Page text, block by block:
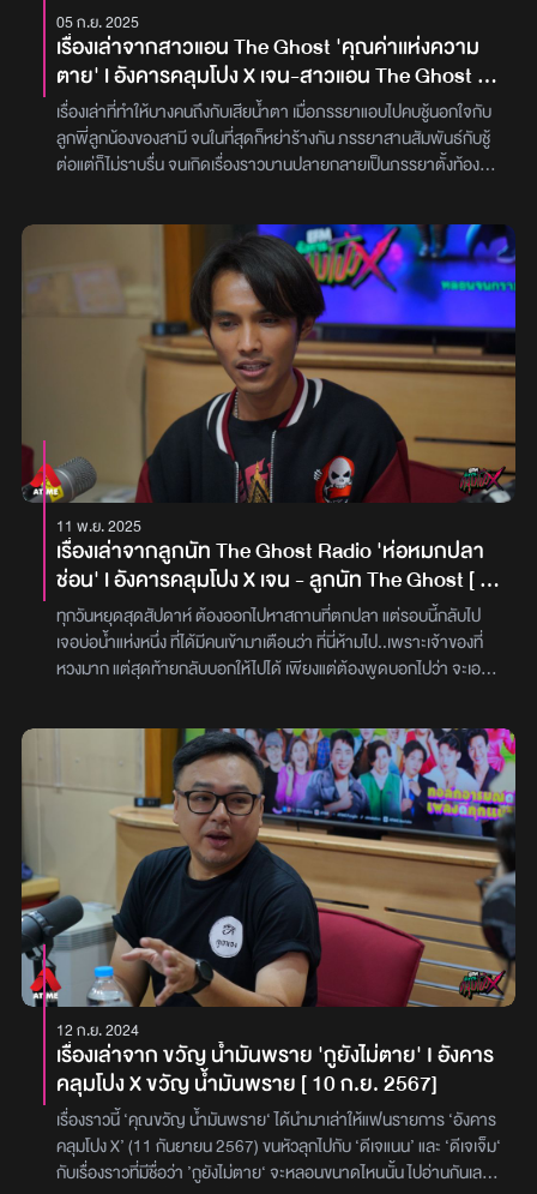
05 ก.ย. 2025
เรื่องเล่าจากสาวแอน The Ghost 'คุณค่าเเห่งความ
ตาย' l อังคารคลุมโปง X เจน-สาวแอน The Ghost [
26 ส.ค.2568 ]
เรื่องเล่าที่ทำให้บางคนถึงกับเสียน้ำตา เมื่อภรรยาแอบไปคบชู้นอกใจกับ
ลูกพี่ลูกน้องของสามี จนในที่สุดก็หย่าร้างกัน ภรรยาสานสัมพันธ์กับชู้
ต่อแต่ก็ไม่ราบรื่น จนเกิดเรื่องราวบานปลายกลายเป็นภรรยาตั้งท้องกับ
อย่างไร? ติดตามได้กับเรื่องที่มีชื่อว่า ‘คุณค่าของความตาย’ จาก ‘คุณ
ไอซ์’ โดยมี ‘สาวแอน The Ghost’ เป็นผู้ถ่ายทอด ในรายการ ‘อังคาร
คลุมโปง X เจน-สาวแอน The Ghost’ (26 สิงหาคม 2568) พร้อมกับ
‘ดีเจแนน’ และ ‘ดีเจเจ็ม’ ย้อนกลับไปเมื่อประมาณ 4 ปีที่แล้ว ‘ไอซ์’ มี
เพื่อนสนิทคนหนึ่งชื่อ ‘วัฒน์’ ในวันนั้นเขาได้โทรมาร้องไห้ ตัดพ้อว่า “กู
ไม่อยากอยู่บนโลกใบนี้ กูอะทนไอมิ้นไม่ไหว” ซึ่ง ‘มิ้น’ เป็นภรรยาเก่าของ
วัฒน์ที่เลิกกันไปตั้งแต่ 7 เดือนก่อน และวัฒน์ก็มีแฟนใหม่มาเป็นเวลา 3
เดือนแล้ว ทำให้ไอซ์ไม่เข้าใจว่าทำไมวัฒน์ต้องร้องไห้เสียใจเรื่องมิ้น ในเมื่อ
ก็มีแฟนใหม่ไปแล้ว แต่ก็ทำอะไรไม่ได้นอกจากปลอบใจเพื่อนด้วยประโยค
ที่ว่า “มึงอยู่ก่อน มึงอย่าพึ่งเป็นอะไร เดี๋ยวพรุ่งนี้กูจะไปหามึงที่บ้าน” หลัง
จากที่ได้วางสายโทรศัพท์ไป ไอซ์ก็ได้เข้านอน แต่ก็ต้องสะดุ้งตื่นขึ้นมา
เพราะกลิ่นยาเส้นพร้อมกับเสียงผู้ชายที่พูดให้ตื่น เธอรีบลุกขึ้นมาอย่าง
ลุกลี้ลุกลนเพื่อที่จะขับรถ แต่ในระหว่างเดินทางก็มีสายโทรเข้ามาจาก
เพื่อนอีกคนที่ชื่อว่า ‘บิ๊ก’ “ไอซ์มึงทำใจดี ๆ ไว้นะ ไอวัฒน์ตายแล้ว” ไอซ์
ได้ยินดังนั้นก็ราวกับโลกทั้งใบหยุดหมุน ทั้ง ๆ ที่เธอก็ได้บอกให้วัฒน์รอ
ก่อน แต่เพื่อนสนิทก็รอไม่ไหว จากนั้นก็ทราบว่าข่าวว่าวัฒน์ตัดสินใจจบ
ชีวิตด้วยการผูกคอตายกับกิ่งไม้ที่ยื่นเข้าไปตรงหน้าต่างบ้านของมิ้นกับ
‘ทอม’ ซึ่งทอมคือลูกพี่ลูกน้องของวัฒน์ และเป็น LGBTQ+ แต่เมื่อ 7
วัด เพราะที่นี่ เพื่อน ๆ กำลังตั้งศาลเตี้ย หาคนผิดโดยไม่พึ่งกฏหมาย แต่
ทั้งมิ้นและทอมก็ได้หนีไปแล้ว จากนั้นไม่นาน ก็มีผู้ชายคนหนึ่งเดินมา
พร้อมกับกลิ่นยาเส้นแล้วพูดว่า “มึงก็บอกมันสิ” และอยู่ดี ๆ น้องที่นั่งอยู่
บนรถมอเตอร์ไซค์หน้าบ้านก็กลิ้งตกรถลงมาด้วยอาการตกใจ สีหน้า
เหมือนคนกลัวอะไรสักอย่างจนไม่มีสติต้องรีบวิ่งหนีหายไป เพื่อนที่อยู่
ตรงนั้นเมื่อมองไปที่ต้นไม้ที่วัฒน์ผูกคอตายก็วิ่งหายออกไปจากบ้านไม่
ต่างกัน และบิ๊กก็วิ่งออกไปด้วย ไอซ์มีแต่ความงุนงงกับสิ่งที่เกิดขึ้น จึงรีบ
โทรหาบิ๊กให้มารับ และก็ได้ไปถึงวัดในที่สุด ในคืนนั้นทั้งญาติสนิทและผอง
เพื่อนก็ได้นอนเฝ้าศพที่วัด แต่แล้วน้องที่ชื่อ ‘โรจน์’ ก็ตะโกนโวยวายขึ้น
มาดังลั่นก่อนจะวิ่งหายเข้าไปในโรงครัวของวัด ทุกคนพยายามจับมา
ถามและคุยให้ใจเย็นลงว่า โรจน์ที่ยังสั่นกลัวอยู่ได้แต่พูดว่า “ผมเห็นพี่
วัฒน์ยืนอยู่บนตัวของพี่บิ๊ก แล้วพี่วัฒน์ค่อย ๆ นั่งลงยอง ๆ ก่อนจะค่อย
ๆ เอาตัวเอนไปข้างหลัง จากนั้นก็ฟาดหัวตัวเองมาข้างหน้า เขาทำย้ำ ๆ
จนหัวของพี่วัฒน์หลุดออกมากระแทกหน้าพี่บิ๊ก หัวนั้นได้กลิ้งลงมาหยุด
อยู่ที่ผม ผมเลยวิ่งหนี” บิ๊กที่ได้ยินแบบนั้นก็คิดว่าอีกคืนเขาคงไม่อยู่แล้ว
ในช่วงเย็นวันต่อมา ไอซ์ก็ได้มาอยู่เป็นเพื่อนบิ๊ก ขณะที่บิ๊กอาบน้ำอยู่นั้น
ไอซ์ก็นั่งรอข้างนอก แต่กลับได้ยินเสียงดังออกมาจากห้องน้ำว่า “กลัว
11 พ.ย. 2025
เรื่องเล่าจากลูกนัท The Ghost Radio 'ห่อหมกปลา
ช่อน' l อังคารคลุมโปง X เจน - ลูกนัท The Ghost [ 4
พ.ย.2568 ]
ทุกวันหยุดสุดสัปดาห์ ต้องออกไปหาสถานที่ตกปลา แต่รอบนี้กลับไป
เจอบ่อน้ำแห่งหนึ่ง ที่ได้มีคนเข้ามาเตือนว่า ที่นี่ห้ามไป..เพราะเจ้าของที่
หวงมาก แต่สุดท้ายกลับบอกให้ไปได้ เพียงแต่ต้องพูดบอกไปว่า จะเอา
ปลากลับไปฝาก กลับได้ไปรับรู้ถึงเรื่องราวบางอย่าง ที่ทำให้ต้องรู้สึกเสีย
ตกปลาในทุกวันหยุดสุดสัปดาห์ แต่ในระหว่างทางกลับได้ไปพบตายายคู่
หนึ่ง เข้ามาเตือนว่าอย่าไปที่บ่อแห่งนี้ เพราะว่าเจ้าของเก่า…หวงที่ เรื่อง
ราวจะเป็นอย่างไร ติดตามได้ใน ‘อังคารคลุมโปง X เจน - ลูกนัท The
Ghost’ (4 พฤศจิกายน 2568) ไปพร้อมกับ ‘ดีเจแนน’ และ ‘ดีเจโซเซฟ’
กับเรื่องที่มีชื่อว่า ‘ห่อหมกปลาช่อน’เหตุการณ์ย้อนกลับไปเมื่อ 4 ปีที่แล้ว
เก่งมีงานอดิเรกเป็นการตกปลา ในทุกวันหยุดสุดสัปดาห์ จนกระทั่ง เก่ง
ไปเจอสถานที่แห่งหนึ่ง ที่เหมาะแก่การตกปลาเป็นอย่างมากเช้ามืดในวัน
รุ่งขึ้น เก่งเริ่มออกเดินทางขี่มอเตอร์ไซค์ ไปถึงยังที่หมายในช่วงเช้าตรู่
ภาพตรงหน้าที่ปรากฏ กลับทำให้เก่งรู้สึกเฟลขึ้นมา เพราะความไม่ตรง
ปกจากที่ดูรูปมา เก่งรู้สึกเสียดายถ้าจะต้องกลับในทันที จึงเปิดแผนที่
เพื่อหาสถานที่อื่นแทน และได้เจอกับบ่อน้ำแห่งหนึ่งที่อยู่ไม่ไกลมาก จึง
ตัดสินใจที่จะเดินทางไปยังสถานที่แห่งนั้น แต่ในระหว่างทางบังเอิญไปพบ
กับบ้านไม้ ลักษณะสองชั้น ใต้ถุนสูงโปร่ง ที่มีคนอาศัยอยู่ เป็นตายายคู่
หนึ่ง เก่งจึงเข้าไปสอบถามเส้นทางในการไปตกปลา แต่ก็ได้คำตอบกลับ
มาว่า บ่อน้ำแห่งนี้เจ้าที่หวงมาก มีแต่คุณตาเท่านั้นที่ไปตกได้ เก่งจึง
ตัดสินใจที่จะกลับมือเปล่า แต่ทันทีที่จะกลับ คุณตากลับตะโกนเรียกว่า
12 ก.ย. 2024
เรื่องเล่าจาก ขวัญ น้ำมันพราย 'กูยังไม่ตาย' I อังคาร
คลุมโปง X ขวัญ น้ำมันพราย [ 10 ก.ย. 2567]
เรื่องราวนี้ ‘คุณขวัญ น้ำมันพราย‘ ได้นำมาเล่าให้แฟนรายการ ‘อังคาร
คลุมโปง X’ (11 กันยายน 2567) ขนหัวลุกไปกับ ‘ดีเจแนน’ และ ‘ดีเจเจ็ม‘
กับเรื่องราวที่มีชื่อว่า ’กูยังไม่ตาย‘ จะหลอนขนาดไหนนั้น ไปอ่านกันเลย!